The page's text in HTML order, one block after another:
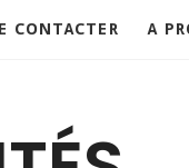
CONTACTER A